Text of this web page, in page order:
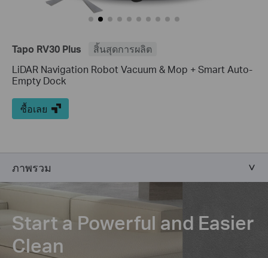
Tapo RV30 Plus
สิ้นสุดการผลิต
LiDAR Navigation Robot Vacuum & Mop + Smart Auto-
Empty Dock
ซื้อเลย
ภาพรวม
Start a Powerful and Easier
Clean